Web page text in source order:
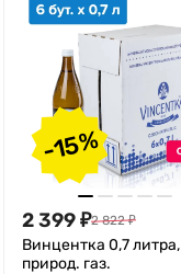
-15%
2 399₽2 822 ₽
Винцентка 0,7 литра,
природ. газ.